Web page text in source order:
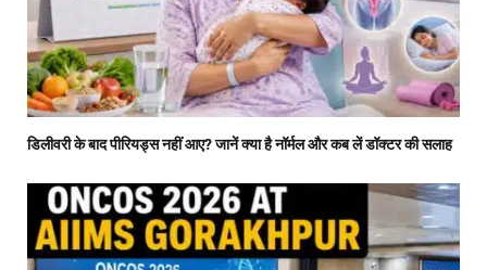
डिलीवरी के बाद पीरियड्स नहीं आए? जानें क्या है नॉर्मल और कब लें डॉक्टर की सलाह